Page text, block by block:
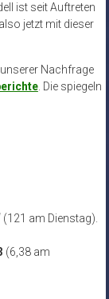
ist seit Auftreten
jetzt mit dieser
unserer Nachfrage
. Die spiegeln
(121 am Dienstag).
(6,38 am